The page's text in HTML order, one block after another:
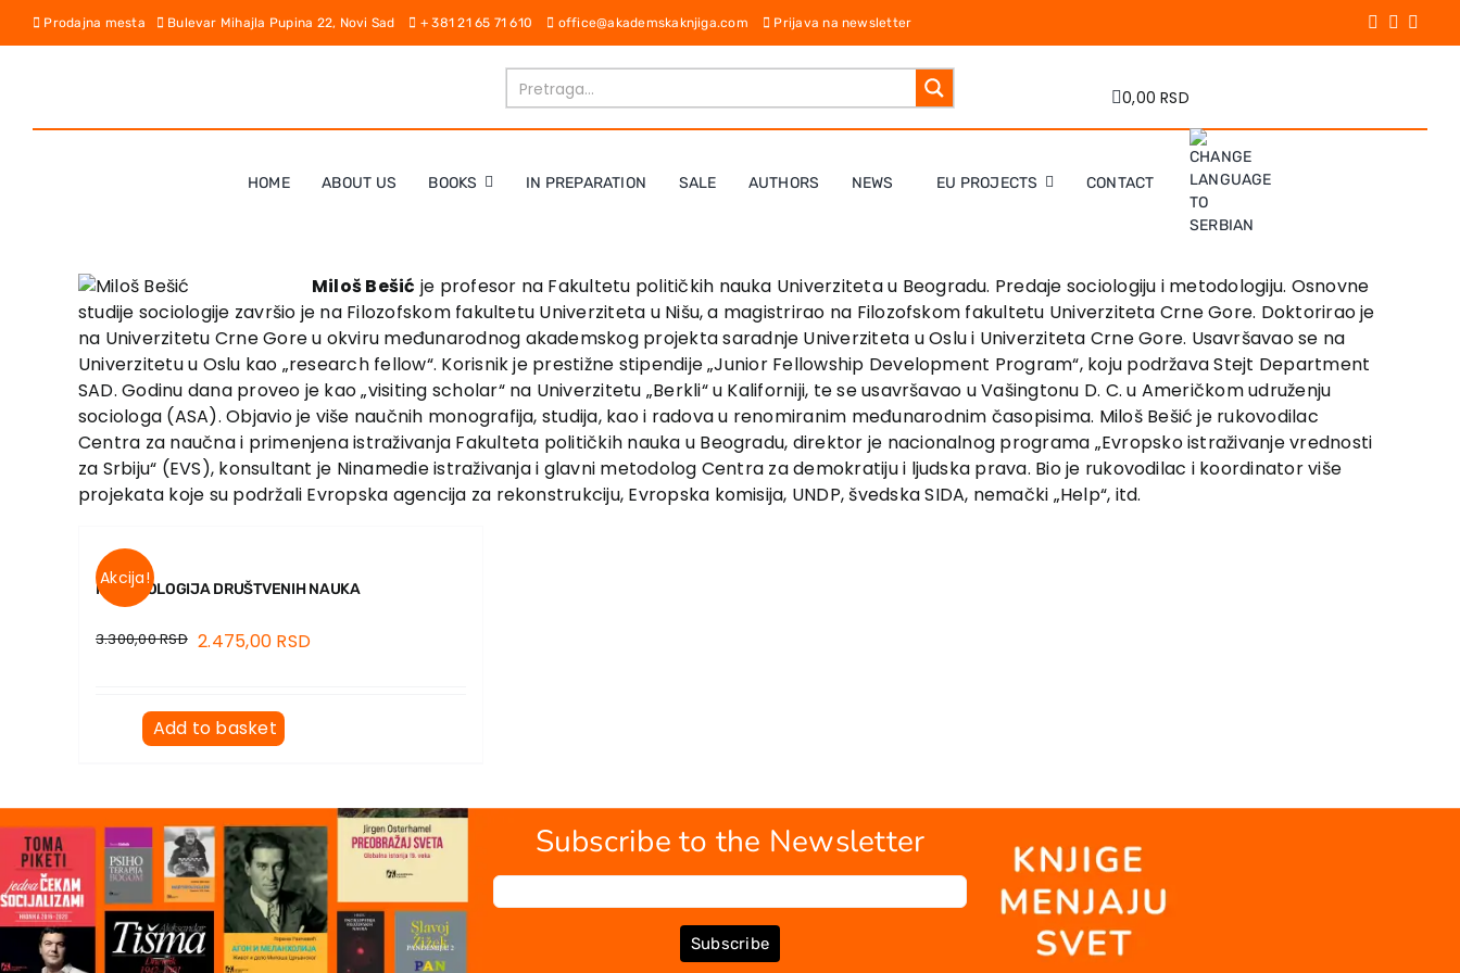
Skip
Prodajna mesta Bulevar Mihajla Pupina 22, Novi Sad + 381 21 65 71 610 office@akademskaknjiga.com Prijava na newsletter
0,00 RSD
HOME ABOUT US BOOKS IN PREPARATION SALE AUTHORS NEWS EU PROJECTS CONTACT
Miloš Bešić je profesor na Fakultetu političkih nauka Univerziteta u Beogradu. Predaje sociologiju i metodologiju. Osnovne
studije sociologije završio je na Filozofskom fakultetu Univerziteta u Nišu, a magistrirao na Filozofskom fakultetu Univerziteta Crne Gore. Doktorirao je
na Univerzitetu Crne Gore u okviru međunarodnog akademskog projekta saradnje Univerziteta u Oslu i Univerziteta Crne Gore. Usavršavao se na
Univerzitetu u Oslu kao „research fellow“. Korisnik je prestižne stipendije „Junior Fellowship Development Program“, koju podržava Stejt Department
SAD. Godinu dana proveo je kao „visiting scholar“ na Univerzitetu „Berkli“ u Kaliforniji, te se usavršavao u Vašingtonu D. C. u Američkom udruženju
sociologa (ASA). Objavio je više naučnih monografija, studija, kao i radova u renomiranim međunarodnim časopisima. Miloš Bešić je rukovodilac
Centra za naučna i primenjena istraživanja Fakulteta političkih nauka u Beogradu, direktor je nacionalnog programa „Evropsko istraživanje vrednosti
za Srbiju“ (EVS), konsultant je Ninamedie istraživanja i glavni metodolog Centra za demokratiju i ljudska prava. Bio je rukovodilac i koordinator više
projekata koje su podržali Evropska agencija za rekonstrukciju, Evropska komisija, UNDP, švedska SIDA, nemački „Help“, itd.
Akcija!
METODOLOGIJA DRUŠTVENIH NAUKA
3.300,00RSD 2.475,00 RSD
Add to basket
Subscribe to the Newsletter
Subscribe